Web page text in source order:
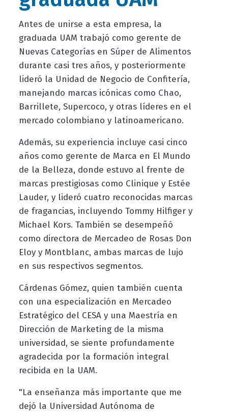
Antes de unirse a esta empresa, la
graduada UAM trabajó como gerente de
Nuevas Categorías en Súper de Alimentos
durante casi tres años, y posteriormente
lideró la Unidad de Negocio de Confitería,
manejando marcas icónicas como Chao,
Barrillete, Supercoco, y otras líderes en el
mercado colombiano y latinoamericano.
Además, su experiencia incluye casi cinco
años como gerente de Marca en El Mundo
de la Belleza, donde estuvo al frente de
marcas prestigiosas como Clinique y Estée
Lauder, y lideró cuatro reconocidas marcas
de fragancias, incluyendo Tommy Hilfiger y
Michael Kors. También se desempeñó
como directora de Mercadeo de Rosas Don
Eloy y Montblanc, ambas marcas de lujo
en sus respectivos segmentos.
Cárdenas Gómez, quien también cuenta
con una especialización en Mercadeo
Estratégico del CESA y una Maestría en
Dirección de Marketing de la misma
universidad, se siente profundamente
agradecida por la formación integral
recibida en la UAM.
"La enseñanza más importante que me
dejó la Universidad Autónoma de